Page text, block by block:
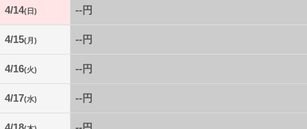
4/14(日) --円
4/15(月) --円
4/16(火) --円
4/17(水) --円